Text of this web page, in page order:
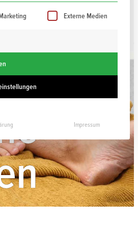
für die eine Einwilligung
Externe Medien
Impressum